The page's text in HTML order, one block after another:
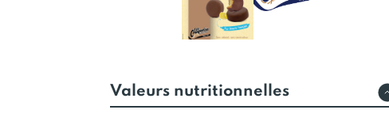
Valeurs nutritionnelles